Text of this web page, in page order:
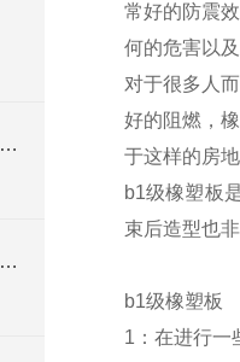
优质橡塑保温板厂家,橡塑海绵保温材料供货商
阻燃海绵橡塑保温板厂家,橡塑板厂家销售点
常好的防震
何的危害以
对于很多人
好的阻燃，
于这样的房
b1级橡塑板
束后造型也
b1级橡塑板
1：在进行一